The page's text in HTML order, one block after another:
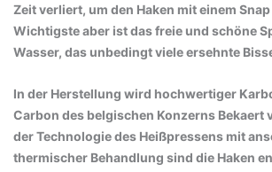
Zeit verliert, um den Haken mit einem
Wichtigste aber ist das freie und schöne
Wasser, das unbedingt viele ersehnte
In der Herstellung wird hochwertiger
Carbon des belgischen Konzerns Bekaert
der Technologie des Heißpressens mit
thermischer Behandlung sind die Haken